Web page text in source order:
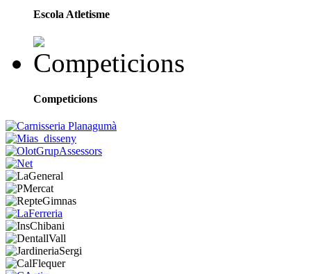
Escola Atletisme
Competicions